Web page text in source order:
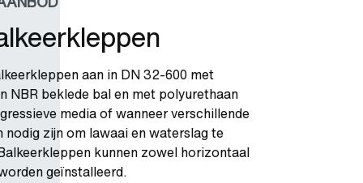
aan in DN 32-600 met
NBR beklede bal en met polyurethaan
media of wanneer verschillende
zijn om lawaai en waterslag te
kunnen zowel horizontaal
geïnstalleerd.